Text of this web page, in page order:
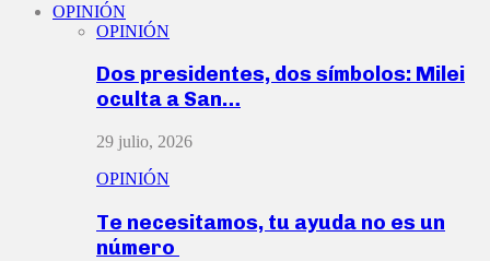
OPINIÓN
OPINIÓN
Dos presidentes, dos símbolos: Milei
oculta a San…
29 julio, 2026
OPINIÓN
Te necesitamos, tu ayuda no es un
número